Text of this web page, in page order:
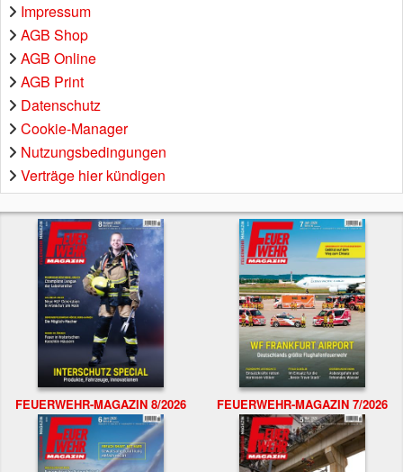
Impressum
AGB Shop
AGB Online
AGB Print
Datenschutz
Cookie-Manager
Nutzungsbedingungen
Verträge hier kündigen
FEUERWEHR-MAGAZIN 8/2026 FEUERWEHR-MAGAZIN 7/2026